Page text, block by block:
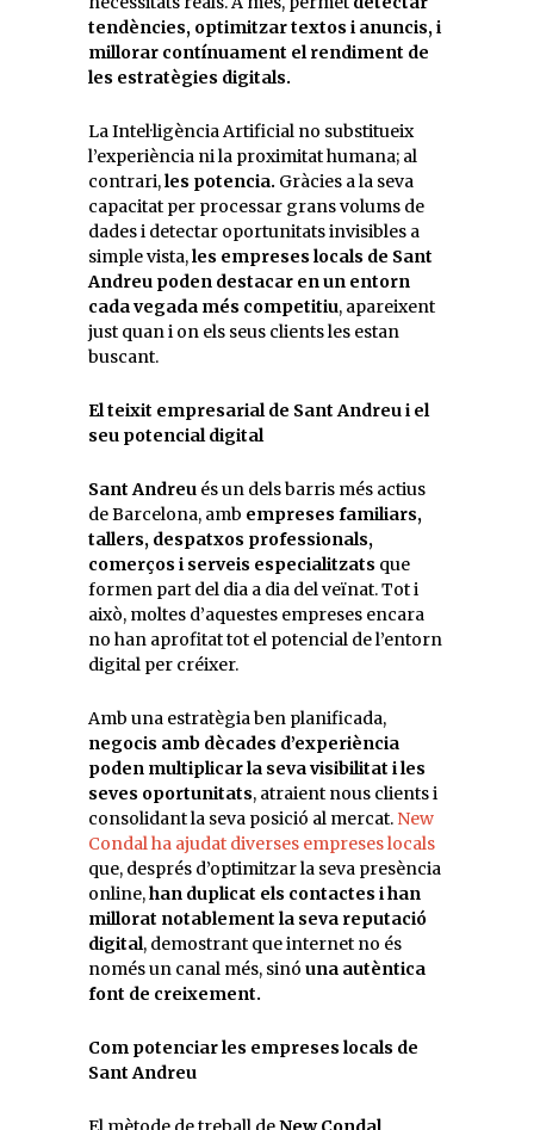
tendències, optimitzar textos i anuncis, i
millorar contínuament el rendiment de
les estratègies digitals.
La Intel·ligència Artificial no substitueix
l’experiència ni la proximitat humana; al
contrari,les potencia. Gràcies a la seva
capacitat per processar grans volums de
dades i detectar oportunitats invisibles a
simple vista,les empreses locals de Sant
Andreu poden destacar en un entorn
cada vegada més competitiu, apareixent
just quan i on els seus clients les estan
buscant.
El teixit empresarial de Sant Andreu i el
seu potencial digital
Sant Andreu és un dels barris més actius
de Barcelona, amb empreses familiars,
tallers, despatxos professionals,
comerços i serveis especialitzats que
formen part del dia a dia del veïnat. Tot i
això, moltes d’aquestes empreses encara
no han aprofitat tot el potencial de l’entorn
digital per créixer.
Amb una estratègia ben planificada,
negocis amb dècades d’experiència
poden multiplicar la seva visibilitat i les
seves oportunitats, atraient nous clients i
consolidant la seva posició al mercat. New
Condal ha ajudat diverses empreses locals
que, després d’optimitzar la seva presència
online,han duplicat els contactes i han
millorat notablement la seva reputació
digital, demostrant que internet no és
només un canal més, sinó una autèntica
font de creixement.
Com potenciar les empreses locals de
Sant Andreu